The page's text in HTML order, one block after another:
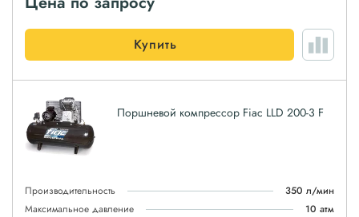
Купить
Поршневой компрессор Fiac LLD 200-3 F
Производительность
350 л/мин
Максимальное давление
10 атм